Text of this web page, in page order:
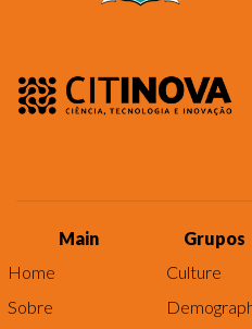
Main
Home
Sobre
Grupos
Culture